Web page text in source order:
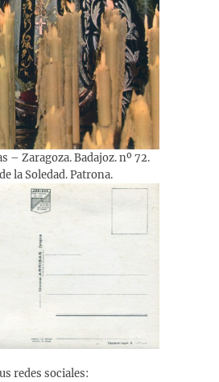
– Zaragoza. Badajoz. nº 72.
la Soledad. Patrona.
redes sociales: